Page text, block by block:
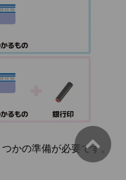
かの準備が必要です。